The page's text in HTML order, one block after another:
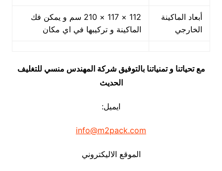
أبعاد الماكينة
الخارجي
112 × 117 × 210 سم و يمكن فك
الماكينة و تركيبها في اي مكان
مع تحياتنا و تمنياتنا بالتوفيق شركة المهندس منسي للتغليف
الحديث
ايميل:
info@m2pack.com
الموقع الاليكتروني